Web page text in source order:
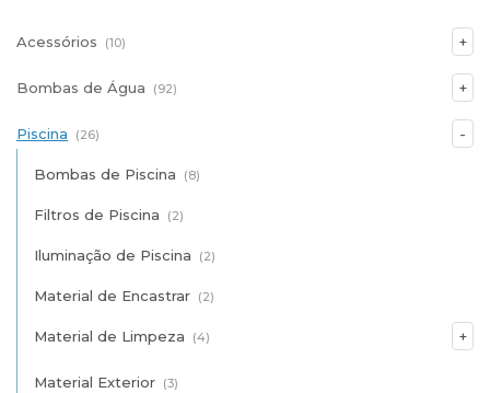
Acessórios (10)
Bombas de Água (92)
Piscina (26)
Bombas de Piscina (8)
Filtros de Piscina (2)
Iluminação de Piscina (2)
Material de Encastrar (2)
Material de Limpeza (4)
Material Exterior (3)